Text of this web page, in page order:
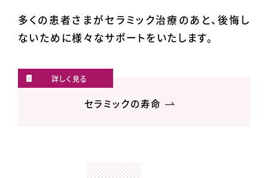
多くの患者さまがセラミック治療のあと、後悔し
ないために様々なサポートをいたします。
セラミックの寿命